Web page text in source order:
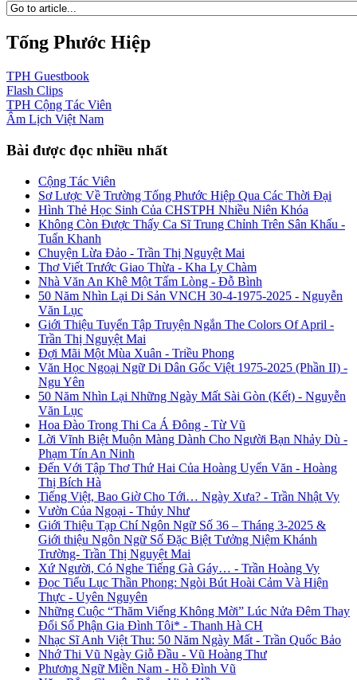
Tống Phước Hiệp
TPH Guestbook
Flash Clips
TPH Cộng Tác Viên
Âm Lịch Việt Nam
Bài được đọc nhiều nhất
Cộng Tác Viên
Sơ Lược Về Trường Tống Phước Hiệp Qua Các Thời Đại
Hình Thẻ Học Sinh Của CHSTPH Nhiều Niên Khóa
Không Còn Được Thấy Ca Sĩ Trung Chỉnh Trên Sân Khấu -
Tuấn Khanh
Chuyện Lừa Đảo - Trần Thị Nguyệt Mai
Thơ Viết Trước Giao Thừa - Kha Ly Chàm
Nhà Văn An Khê Một Tấm Lòng - Đỗ Bình
50 Năm Nhìn Lại Di Sản VNCH 30-4-1975-2025 - Nguyễn
Văn Lục
Giới Thiệu Tuyển Tập Truyện Ngắn The Colors Of April -
Trần Thị Nguyệt Mai
Đợi Mãi Một Mùa Xuân - Triều Phong
Văn Học Ngoại Ngữ Di Dân Gốc Việt 1975-2025 (Phần II) -
Ngu Yên
50 Năm Nhìn Lại Những Ngày Mất Sài Gòn (Kết) - Nguyễn
Văn Lục
Hoa Đào Trong Thi Ca Á Đông - Từ Vũ
Lời Vĩnh Biệt Muộn Màng Dành Cho Người Bạn Nhảy Dù -
Phạm Tín An Ninh
Đến Với Tập Thơ Thứ Hai Của Hoàng Uyển Văn - Hoàng
Thị Bích Hà
Tiếng Việt, Bao Giờ Cho Tới… Ngày Xưa? - Trần Nhật Vy
Vườn Của Ngoại - Thủy Như
Giới Thiệu Tạp Chí Ngôn Ngữ Số 36 – Tháng 3-2025 &
Giới thiệu Ngôn Ngữ Số Đặc Biệt Tưởng Niệm Khánh
Trường- Trần Thị Nguyệt Mai
Xứ Người, Có Nghe Tiếng Gà Gáy… - Trần Hoàng Vy
Đọc Tiểu Lục Thần Phong: Ngòi Bút Hoài Cảm Và Hiện
Thực - Uyên Nguyên
Những Cuộc “Thăm Viếng Không Mời” Lúc Nửa Đêm Thay
Đổi Số Phận Gia Đình Tôi* - Thanh Hà CH
Nhạc Sĩ Anh Việt Thu: 50 Năm Ngày Mất - Trần Quốc Bảo
Nhớ Thi Vũ Ngày Giỗ Đầu - Vũ Hoàng Thư
Phương Ngữ Miền Nam - Hồ Đình Vũ